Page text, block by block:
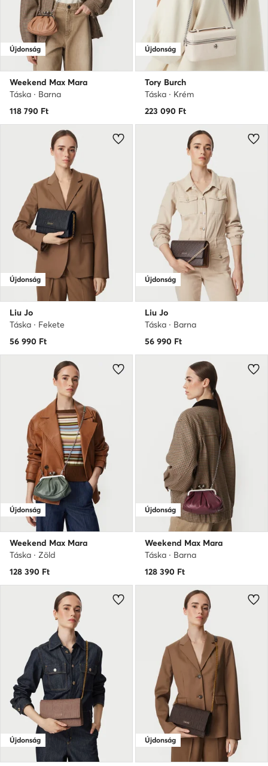
Újdonság
Weekend Max Mara
Táska · Barna
118 790 Ft
Újdonság
Tory Burch
Táska · Krém
223 090 Ft
Újdonság
Liu Jo
Táska · Fekete
56 990 Ft
Újdonság
Liu Jo
Táska · Barna
56 990 Ft
Újdonság
Weekend Max Mara
Táska · Zöld
128 390 Ft
Újdonság
Weekend Max Mara
Táska · Barna
128 390 Ft
Újdonság Újdonság